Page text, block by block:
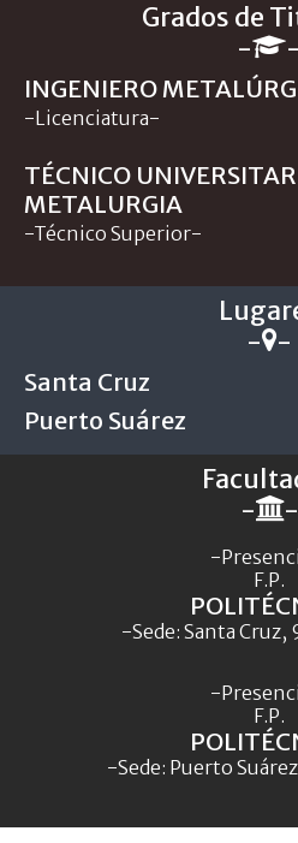
Grados de
-
-
INGENIERO
-Licenciatura-
TÉCNICO
METALURGIA
-Técnico Superior-
- -
Santa Cruz
Puerto Suárez
-
-
-
F.P.
-Sede: Santa
-
F.P.
-Sede: Puerto